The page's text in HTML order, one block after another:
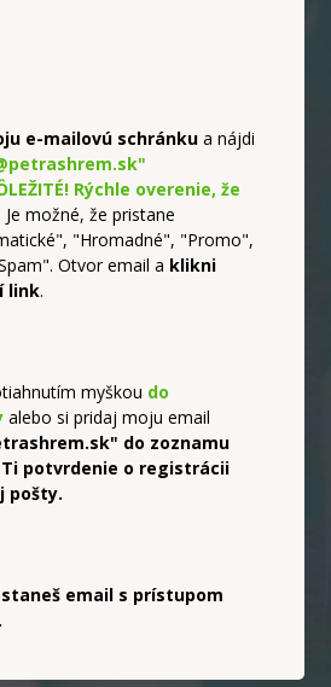
e-mailovú schránkua nájdi
Rýchle overenie, že
Je možné, že pristane
"Hromadné", "Promo",
Otvor email a klikni
link.
myškou do
alebo si pridaj moju email
do zoznamu
potvrdenie o registrácii
pošty.
email s prístupom